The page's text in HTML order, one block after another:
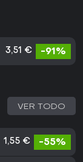
3,51 € -91%
VER TODO
1,55 € -55%